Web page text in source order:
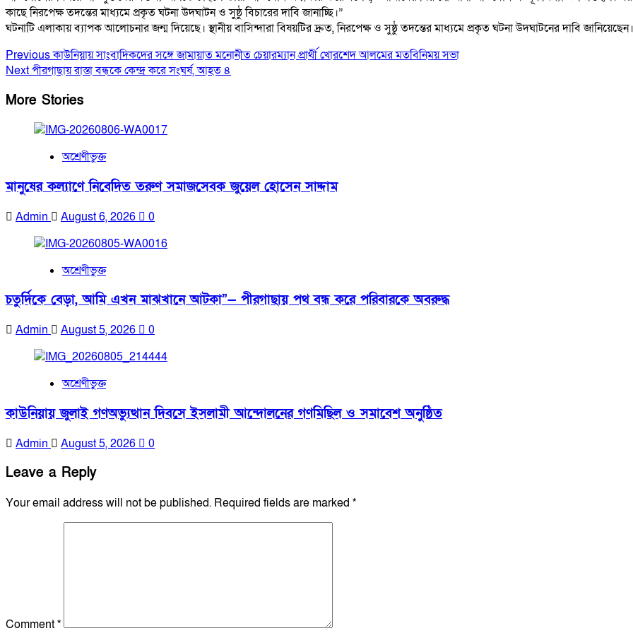
কাছে নিরপেক্ষ তদন্তের মাধ্যমে প্রকৃত ঘটনা উদঘাটন ও সুষ্ঠু বিচারের দাবি জানাচ্ছি।”
ঘটনাটি এলাকায় ব্যাপক আলোচনার জন্ম দিয়েছে। স্থানীয় বাসিন্দারা বিষয়টির দ্রুত, নিরপেক্ষ ও সুষ্ঠু তদন্তের মাধ্যমে প্রকৃত ঘটনা উদঘাটনের দাবি জানিয়েছেন।
Post
Navigation
Previousকাউনিয়ায় সাংবাদিকদের সঙ্গে জামায়াত মনোনীত চেয়ারম্যান প্রার্থী খোরশেদ আলমের মতবিনিময় সভা
Nextপীরগাছায় রাস্তা বন্ধকে কেন্দ্র করে সংঘর্ষ, আহত ৪
More Stories
অশ্রেণীভুক্ত
মানুষের কল্যাণে নিবেদিত তরুণ সমাজসেবক জুয়েল হোসেন সাদ্দাম
Admin August 6, 2026 0
অশ্রেণীভুক্ত
চতুর্দিকে বেড়া, আমি এখন মাঝখানে আটকা”— পীরগাছায় পথ বন্ধ করে পরিবারকে অবরুদ্ধ
Admin August 5, 2026 0
অশ্রেণীভুক্ত
কাউনিয়ায় জুলাই গণঅভ্যুত্থান দিবসে ইসলামী আন্দোলনের গণমিছিল ও সমাবেশ অনুষ্ঠিত
Admin August 5, 2026 0
Leave a Reply
Your email address will not be published. Required fields are marked *
Comment*